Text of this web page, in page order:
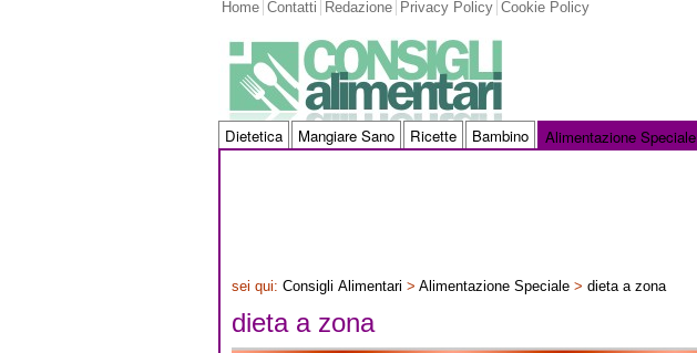
Home Contatti Redazione Privacy Policy Cookie Policy
Dietetica Mangiare Sano Ricette Bambino Alimentazione Speciale
sei qui: Consigli Alimentari > Alimentazione Speciale > dieta a zona
dieta a zona